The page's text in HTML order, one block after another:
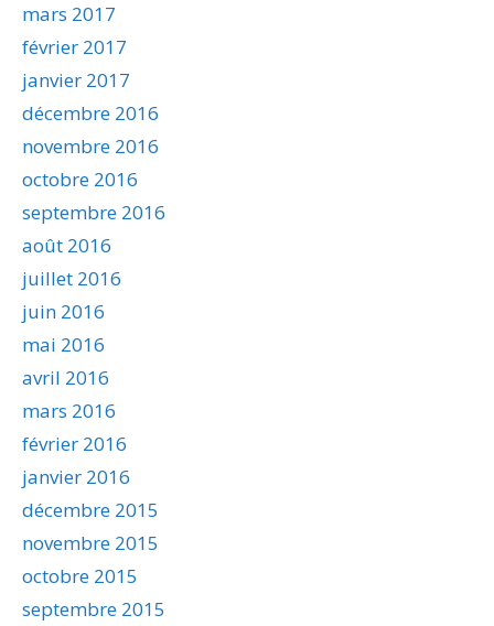
mars 2017
février 2017
janvier 2017
décembre 2016
novembre 2016
octobre 2016
septembre 2016
août 2016
juillet 2016
juin 2016
mai 2016
avril 2016
mars 2016
février 2016
janvier 2016
décembre 2015
novembre 2015
octobre 2015
septembre 2015